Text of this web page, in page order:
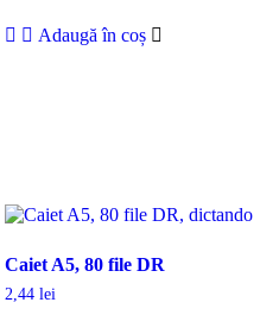
Adaugă în coș
Caiet A5, 80 file DR
2,44 lei